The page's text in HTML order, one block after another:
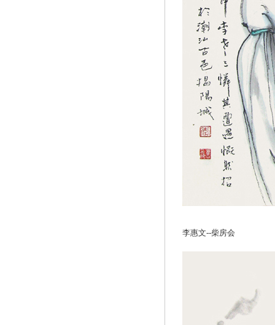
李惠文--柴房会